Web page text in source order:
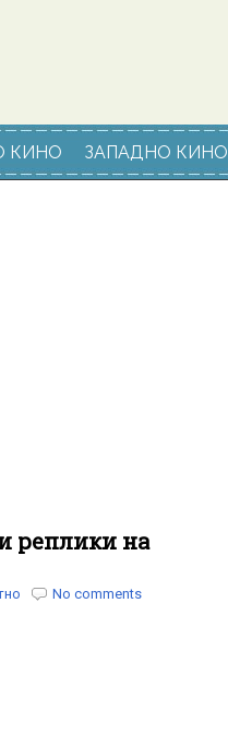
КИНО ЗАПАДНО КИНО
реплики на
No comments